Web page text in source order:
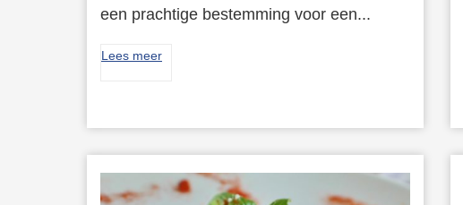
een prachtige bestemming voor een...
Lees meer